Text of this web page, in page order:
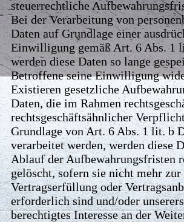
steuerrechtliche
Bei der Verarbeitung von
Daten auf Grundlage einer
Einwilligung gemäß Art. 6 Abs. 1
werden diese Daten so lange
Betroffene seine Einwilligung
Existieren gesetzliche
Daten, die im Rahmen
rechtsgeschäftsähnlicher
Grundlage von Art. 6 Abs. 1 lit. b
verarbeitet werden, werden diese
Ablauf der Aufbewahrungsfristen
gelöscht, sofern sie nicht mehr zur
Vertragserfüllung oder
erforderlich sind und/oder
berechtigtes Interesse an der